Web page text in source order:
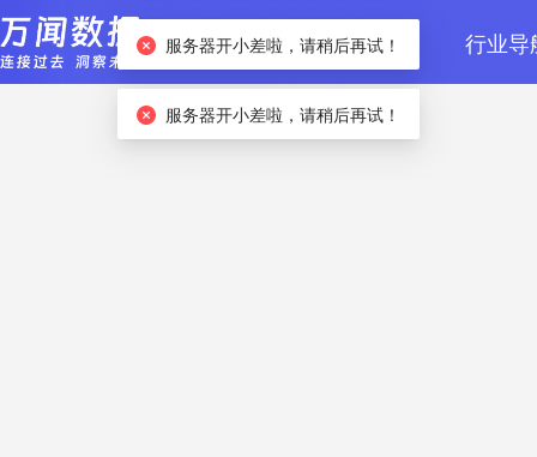
首页 数据检索 行业导
服务器开小差啦，请稍后再试！
服务器开小差啦，请稍后再试！